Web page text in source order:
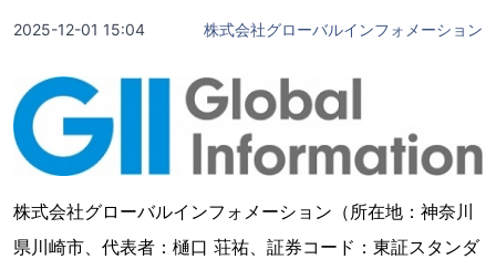
2025-12-01 15:04 株式会社グローバルインフォメーション
株式会社グローバルインフォメーション（所在地：神奈川
県川崎市、代表者：樋口 荘祐、証券コード：東証スタンダ